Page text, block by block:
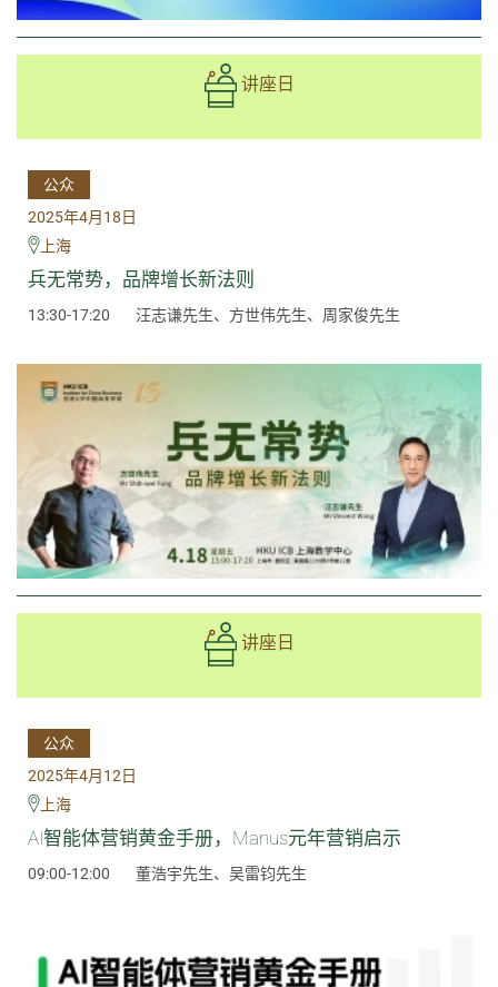
讲座日
公众
2025年4月18日
上海
兵无常势，品牌增长新法则
13:30-17:20 汪志谦先生、方世伟先生、周家俊先生
讲座日
公众
2025年4月12日
上海
AI智能体营销黄金手册，Manus元年营销启示
09:00-12:00 董浩宇先生、吴雷钧先生